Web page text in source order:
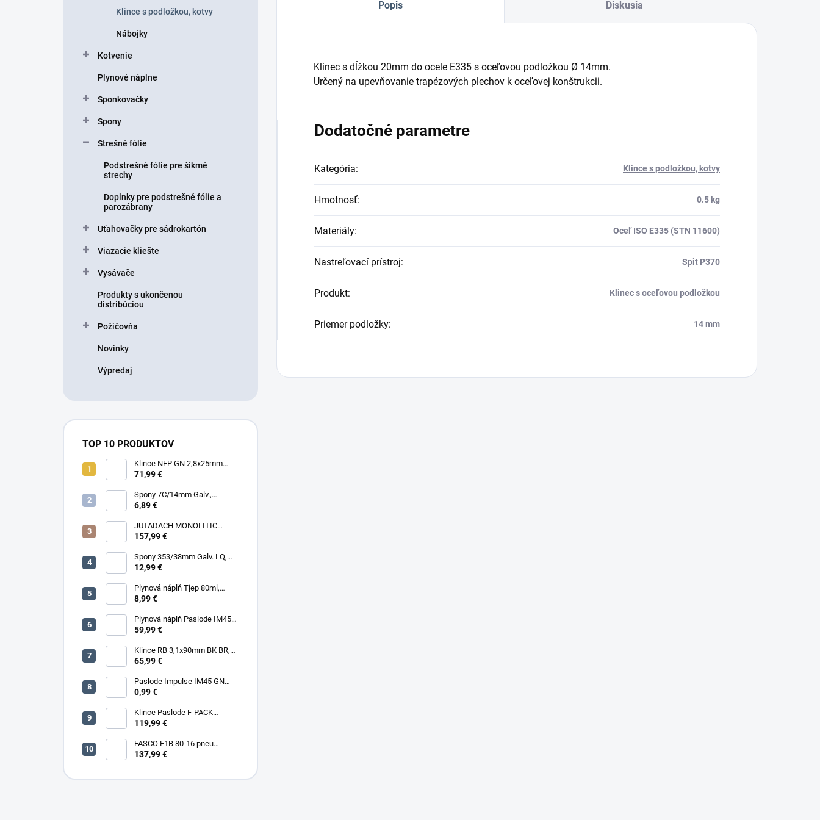
Klince s podložkou, kotvy
Nábojky
Kotvenie
Plynové náplne
Sponkovačky
Spony
Strešné fólie
Podstrešné fólie pre šikmé
strechy
Doplnky pre podstrešné fólie a
parozábrany
Uťahovačky pre sádrokartón
Viazacie kliešte
Vysávače
Produkty s ukončenou
distribúciou
Požičovňa
Novinky
Výpredaj
TOP 10 PRODUKTOV
Klince NFP GN 2,8x25mm
RING HDG, 1000ks/box + plyn
71,99 €
Spony 7C/14mm Galv.,
10000ks/box
6,89 €
JUTADACH MONOLITIC
PROFI 160 + 2AP, 75m²/rola
157,99 €
Spony 353/38mm Galv. LQ,
5000 (11600) ks/box
12,99 €
Plynová náplň Tjep 80ml,
červená
8,99 €
Plynová náplň Paslode IM45
30ml, 2ks/box
59,99 €
Klince RB 3,1x90mm BK BR,
3000ks/box
65,99 €
Paslode Impulse IM45 GN
Lithium
0,99 €
Klince Paslode F-PACK
2,8x63mm Konvex BR,
119,99 €
FASCO F1B 80-16 pneu
sponkovačka
137,99 €
Popis Diskusia
Klinec s dĺžkou 20mm do ocele E335 s oceľovou podložkou Ø 14mm.
Určený na upevňovanie trapézových plechov k oceľovej konštrukcii.
Dodatočné parametre
Kategória: Klince s podložkou, kotvy
Hmotnosť: 0.5 kg
Materiály: Oceľ ISO E335 (STN 11600)
Nastreľovací prístroj: Spit P370
Produkt: Klinec s oceľovou podložkou
Priemer podložky: 14 mm